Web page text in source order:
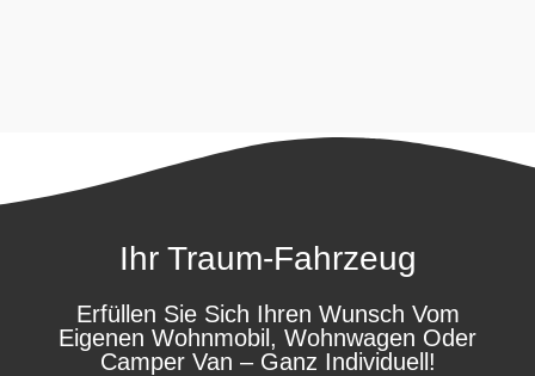
Ihr Traum-Fahrzeug
Erfüllen Sie Sich Ihren Wunsch Vom
Eigenen Wohnmobil, Wohnwagen Oder
Camper Van – Ganz Individuell!